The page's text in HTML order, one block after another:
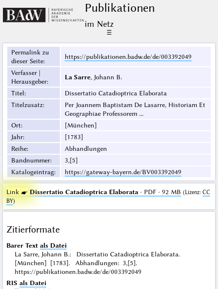
Publikationen
im Netz
☰
Permalink zu
dieser Seite:
https://publikationen.badw.de/de/003392049
Verfasser |
Herausgeber:
La Sarre, Johann B.
Titel:
Dissertatio Catadioptrica Elaborata
Titelzusatz:
Per Joannem Baptistam De Lasarre, Historiam Et
Geographiae Professorem ...
Ort:
[München]
Jahr:
[1783]
Reihe:
Abhandlungen
Bandnummer:
3,[5]
Katalogeintrag: https://gateway-bayern.de/BV003392049
Link ☛ Dissertatio Catadioptrica Elaborata· PDF · 92 MB (Lizenz: CC
BY)
Zitierformate
Barer Text als Datei
La Sarre, Johann B.: Dissertatio Catadioptrica Elaborata.
[München] [1783]. Abhandlungen: 3,[5].
https://publikationen.badw.de/de/003392049
RIS als Datei